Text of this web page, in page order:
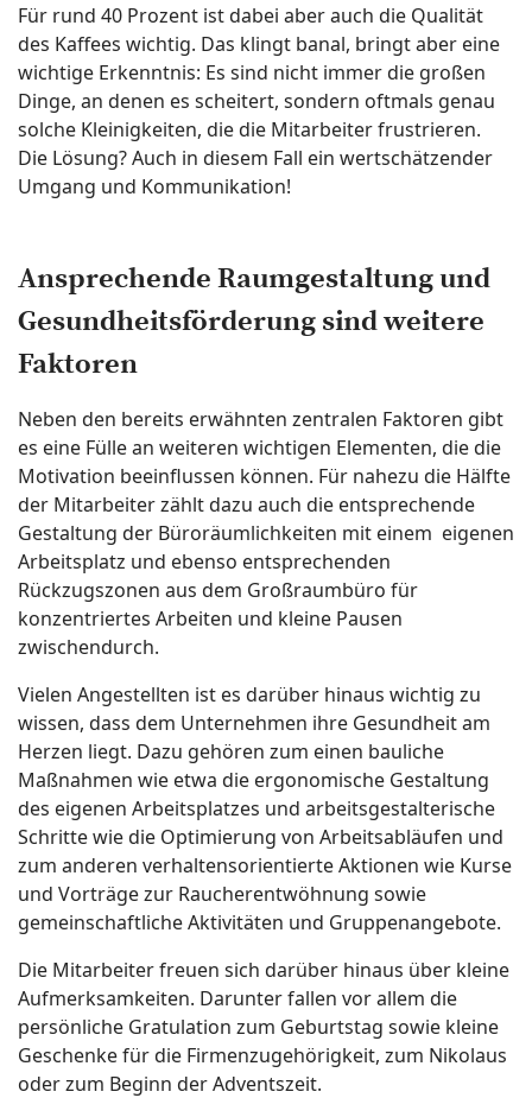
Für rund 40 Prozent ist dabei aber auch die Qualität
des Kaffees wichtig. Das klingt banal, bringt aber eine
wichtige Erkenntnis: Es sind nicht immer die großen
Dinge, an denen es scheitert, sondern oftmals genau
solche Kleinigkeiten, die die Mitarbeiter frustrieren.
Die Lösung? Auch in diesem Fall ein wertschätzender
Umgang und Kommunikation!
Ansprechende Raumgestaltung und
Gesundheitsförderung sind weitere
Faktoren
Neben den bereits erwähnten zentralen Faktoren gibt
es eine Fülle an weiteren wichtigen Elementen, die die
Motivation beeinflussen können. Für nahezu die Hälfte
der Mitarbeiter zählt dazu auch die entsprechende
Gestaltung der Büroräumlichkeiten mit einem eigenen
Arbeitsplatz und ebenso entsprechenden
Rückzugszonen aus dem Großraumbüro für
konzentriertes Arbeiten und kleine Pausen
zwischendurch.
Vielen Angestellten ist es darüber hinaus wichtig zu
wissen, dass dem Unternehmen ihre Gesundheit am
Herzen liegt. Dazu gehören zum einen bauliche
Maßnahmen wie etwa die ergonomische Gestaltung
des eigenen Arbeitsplatzes und arbeitsgestalterische
Schritte wie die Optimierung von Arbeitsabläufen und
zum anderen verhaltensorientierte Aktionen wie Kurse
und Vorträge zur Raucherentwöhnung sowie
gemeinschaftliche Aktivitäten und Gruppenangebote.
Die Mitarbeiter freuen sich darüber hinaus über kleine
Aufmerksamkeiten. Darunter fallen vor allem die
persönliche Gratulation zum Geburtstag sowie kleine
Geschenke für die Firmenzugehörigkeit, zum Nikolaus
oder zum Beginn der Adventszeit.